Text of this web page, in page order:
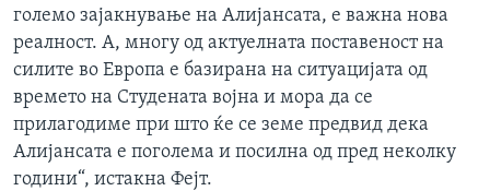
големо зајакнување на Алијансата, е важна нова
реалност. А, многу од актуелната поставеност на
силите во Европа е базирана на ситуацијата од
времето на Студената војна и мора да се
прилагодиме при што ќе се земе предвид дека
Алијансата е поголема и посилна од пред неколку
години“, истакна Фејт.